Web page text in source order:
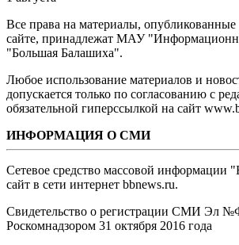
Все права на материалы,
сайте, принадлежат МАУ
"Большая Балашиха".
Любое использование материалов и
допускается только по согласованию с
обязательной гиперссылкой на сайт
ИНФОРМАЦИЯ О СМИ
Сетевое средство массовой информации
сайт в сети интернет bbnews.ru.
Свидетельство о регистрации СМИ Эл
Роскомнадзором 31 октября 2016 года